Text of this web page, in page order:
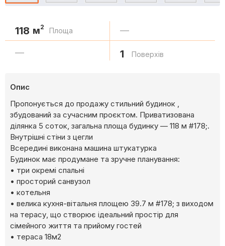
118 м2 Площа —
— 1 Поверхів
Опис
Пропонується до продажу стильний будинок ,
збудований за сучасним проєктом. Приватизована
ділянка 5 соток, загальна площа будинку — 118 м #178;.
Внутрішні стіни з цегли
Всередині виконана машина штукатурка
Будинок має продумане та зручне планування:
• три окремі спальні
• просторий санвузол
• котельня
• велика кухня-вітальня площею 39.7 м #178; з виходом
на терасу, що створює ідеальний простір для
сімейного життя та прийому гостей
• тераса 18м2